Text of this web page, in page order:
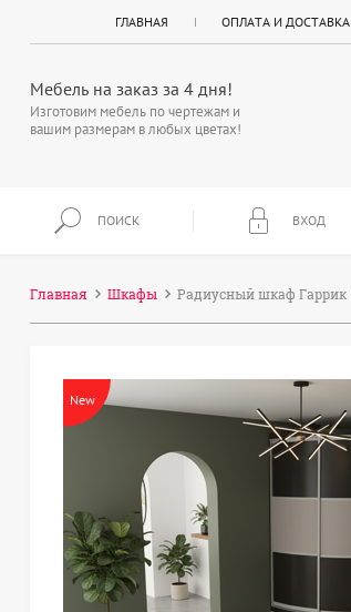
ГЛАВНАЯ ОПЛАТА И ДОСТАВКА
Мебель на заказ за 4 дня!
Изготовим мебель по чертежам и
вашим размерам в любых цветах!
ПОИСК ВХОД
Главная Шкафы Радиусный шкаф Гаррик
New